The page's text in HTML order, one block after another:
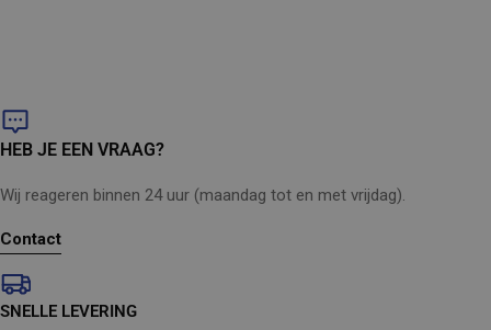
HEB JE EEN VRAAG?
Wij reageren binnen 24 uur (maandag tot en met vrijdag).
Contact
SNELLE LEVERING